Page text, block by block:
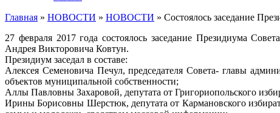
Главная » НОВОСТИ » НОВОСТИ » Cостоялось заседание
27 февраля 2017 года состоялось заседание Президиума
Андрея Викторовича Ковтун.
Президиум заседал в составе:
Алексея Семеновича Печул, председателя Совета- главы
объектов муниципальной собственности;
Аллы Павловны Захаровой, депутата от Григориопольского
Ирины Борисовны Шерстюк, депутата от Кармановского